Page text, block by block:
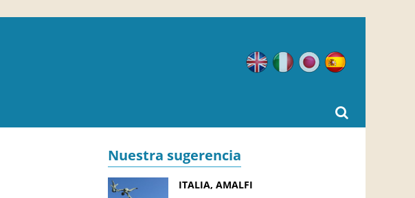
Inglés ItalianoJaponés
Nuestra sugerencia
ITALIA, AMALFI